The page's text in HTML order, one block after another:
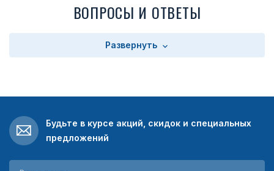
ВОПРОСЫ И ОТВЕТЫ
Развернуть
Будьте в курсе акций, скидок и специальных
предложений